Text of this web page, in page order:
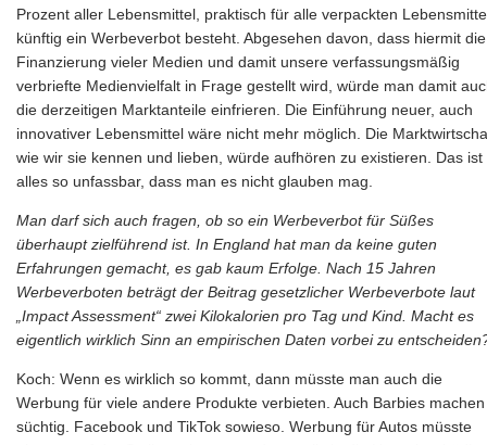
Prozent aller Lebensmittel, praktisch für alle verpackten
künftig ein Werbeverbot besteht. Abgesehen davon, dass hiermit die
Finanzierung vieler Medien und damit unsere verfassungsmäßig
verbriefte Medienvielfalt in Frage gestellt wird, würde man damit
die derzeitigen Marktanteile einfrieren. Die Einführung neuer, auch
innovativer Lebensmittel wäre nicht mehr möglich. Die
wie wir sie kennen und lieben, würde aufhören zu existieren. Das ist
alles so unfassbar, dass man es nicht glauben mag.
Man darf sich auch fragen, ob so ein Werbeverbot für Süßes
überhaupt zielführend ist. In England hat man da keine guten
Erfahrungen gemacht, es gab kaum Erfolge. Nach 15 Jahren
Werbeverboten beträgt der Beitrag gesetzlicher Werbeverbote laut
„Impact Assessment“ zwei Kilokalorien pro Tag und Kind. Macht es
eigentlich wirklich Sinn an empirischen Daten vorbei zu
Koch: Wenn es wirklich so kommt, dann müsste man auch die
Werbung für viele andere Produkte verbieten. Auch Barbies machen
süchtig. Facebook und TikTok sowieso. Werbung für Autos müsste